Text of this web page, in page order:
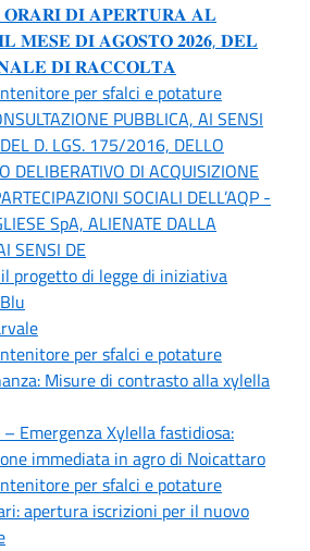
𝐎𝐑𝐀𝐑𝐈 𝐃𝐈 𝐀𝐏𝐄𝐑𝐓𝐔𝐑𝐀 𝐀𝐋
𝐌𝐄𝐒𝐄 𝐃𝐈 𝐀𝐆𝐎𝐒𝐓𝐎 𝟐𝟎𝟐𝟔, 𝐃𝐄𝐋
𝐃𝐈 𝐑𝐀𝐂𝐂𝐎𝐋𝐓𝐀
per sfalci e potature
PUBBLICA, AI SENSI
DEL D. LGS. 175/2016, DELLO
DELIBERATIVO DI ACQUISIZIONE
SOCIALI DELL’AQP -
SpA, ALIENATE DALLA
SENSI DE
progetto di legge di iniziativa
per sfalci e potature
Misure di contrasto alla xylella
– Emergenza Xylella fastidiosa:
immediata in agro di Noicattaro
per sfalci e potature
apertura iscrizioni per il nuovo